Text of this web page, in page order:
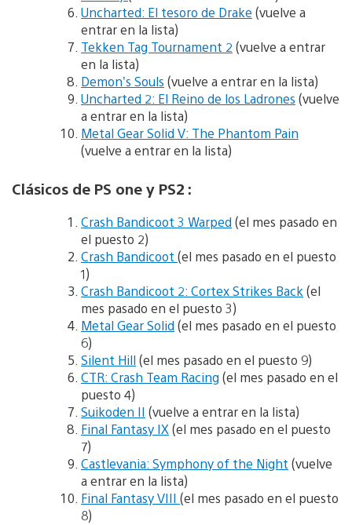
Uncharted: El tesoro de Drake (vuelve a
entrar en la lista)
Tekken Tag Tournament 2 (vuelve a entrar
en la lista)
Demon’s Souls (vuelve a entrar en la lista)
Uncharted 2: El Reino de los Ladrones (vuelve
a entrar en la lista)
Metal Gear Solid V: The Phantom Pain
(vuelve a entrar en la lista)
Clásicos de PS one y PS2 :
Crash Bandicoot 3 Warped (el mes pasado en
el puesto 2)
Crash Bandicoot (el mes pasado en el puesto
1)
Crash Bandicoot 2: Cortex Strikes Back (el
mes pasado en el puesto 3)
Metal Gear Solid (el mes pasado en el puesto
6)
Silent Hill(el mes pasado en el puesto 9)
CTR: Crash Team Racing (el mes pasado en el
puesto 4)
Suikoden II (vuelve a entrar en la lista)
Final Fantasy IX (el mes pasado en el puesto
7)
Castlevania: Symphony of the Night (vuelve
a entrar en la lista)
Final Fantasy VIII (el mes pasado en el puesto
8)